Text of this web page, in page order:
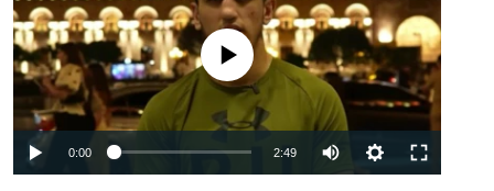
Феълан кор намекунад
0:00 2:49